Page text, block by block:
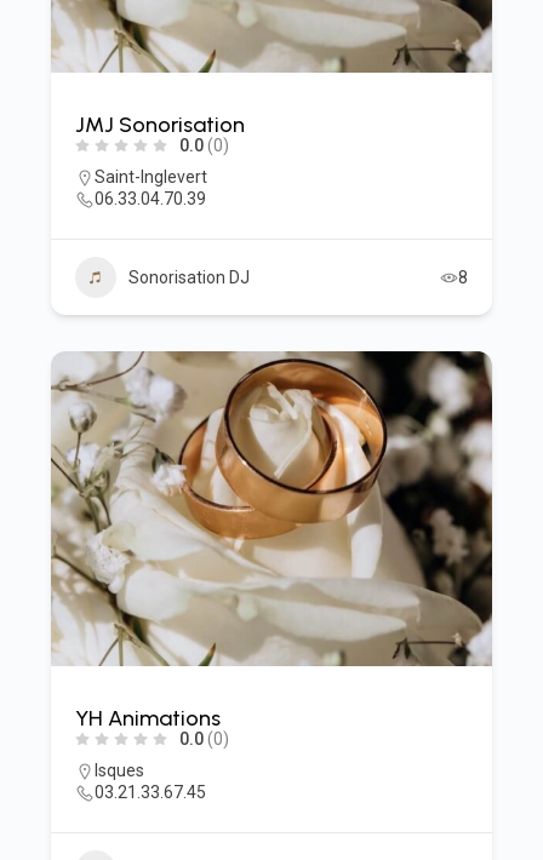
JMJ Sonorisation
0.0(0)
Saint-Inglevert
06.33.04.70.39
Sonorisation DJ 8
YH Animations
0.0(0)
Isques
03.21.33.67.45